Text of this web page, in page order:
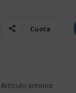
Cuota
Artículo anterior